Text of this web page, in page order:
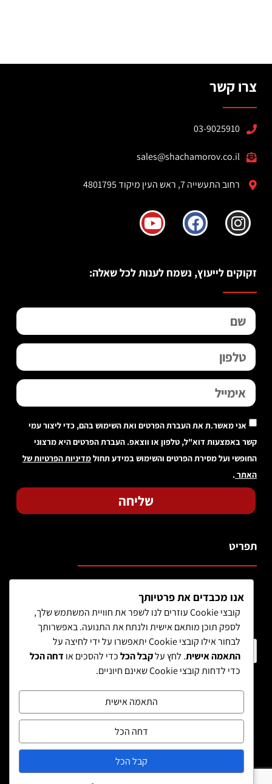
צרו קשר
03-9025910
sales@shachamorov.co.il
רחוב התעשייה 7, ראש העין מיקוד 4801795
זקוקים לייעוץ, נשמח לענות לכל שאלה:
אני מאשר.ת את העברת הפרטים ואת השימוש בהם, כדי ליצור עמי
קשר באמצעות דוא"ל, טלפון או ווצאפ. העברת הפרטים היא מרצוני
החופשי ועל מסירת הפרטים והשימוש במידע תחולמדיניות הפרטיות של
האתר.
שליחה
תפריט
חיפוש מוצר
אנו מכבדים את פרטיותך
קובצי Cookie עוזרים לנו לשפר את חוויית המשתמש שלך,
לספק תוכן מותאם אישית ולנתח את התנועה. באפשרותך
לבחור אילו קובצי Cookie יתאפשרו על ידי לחיצה על
התאמה אישית. לחץ עלקבל הכלכדי להסכים או דחה הכל
כדי לדחות קובצי Cookie שאינם חיוניים.
התאמה אישית
דחה הכל
קבל הכל